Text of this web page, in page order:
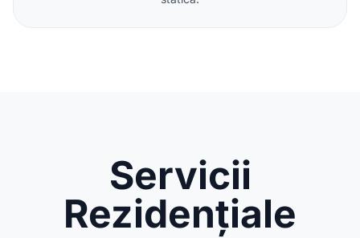
Servicii
Rezidențiale